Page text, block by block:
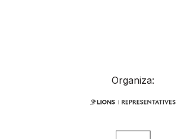
Organiza: